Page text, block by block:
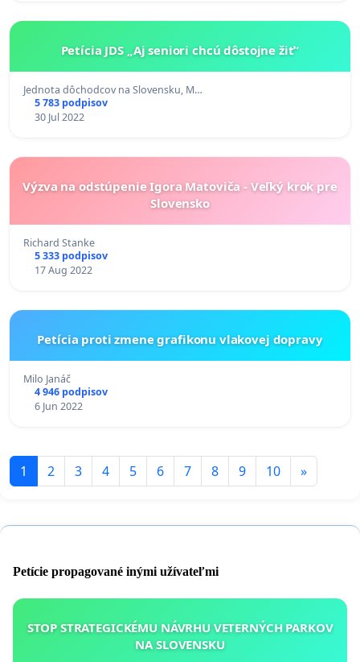
Petícia JDS „Aj seniori chcú dôstojne žiť“
Jednota dôchodcov na Slovensku, M…
5 783 podpisov
30 Jul 2022
Výzva na odstúpenie Igora Matoviča - Veľký krok pre
Slovensko
Richard Stanke
5 333 podpisov
17 Aug 2022
Petícia proti zmene grafikonu vlakovej dopravy
Milo Janáč
4 946 podpisov
6 Jun 2022
1 2 3 4 5 6 7 8 9 10 »
Petície propagované inými užívateľmi
STOP STRATEGICKÉMU NÁVRHU VETERNÝCH PARKOV
NA SLOVENSKU